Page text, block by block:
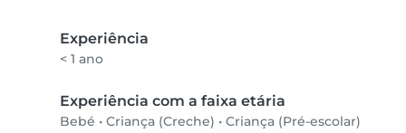
Experiência
< 1 ano
Experiência com a faixa etária
Bebé • Criança (Creche) • Criança (Pré-escolar)